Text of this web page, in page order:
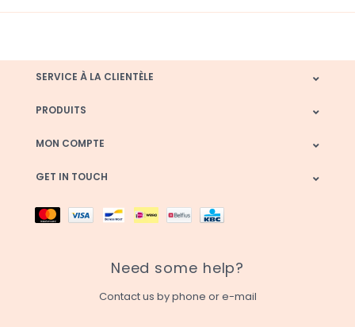
SERVICE À LA CLIENTÈLE
PRODUITS
MON COMPTE
GET IN TOUCH
Need some help?
Contact us by phone or e-mail